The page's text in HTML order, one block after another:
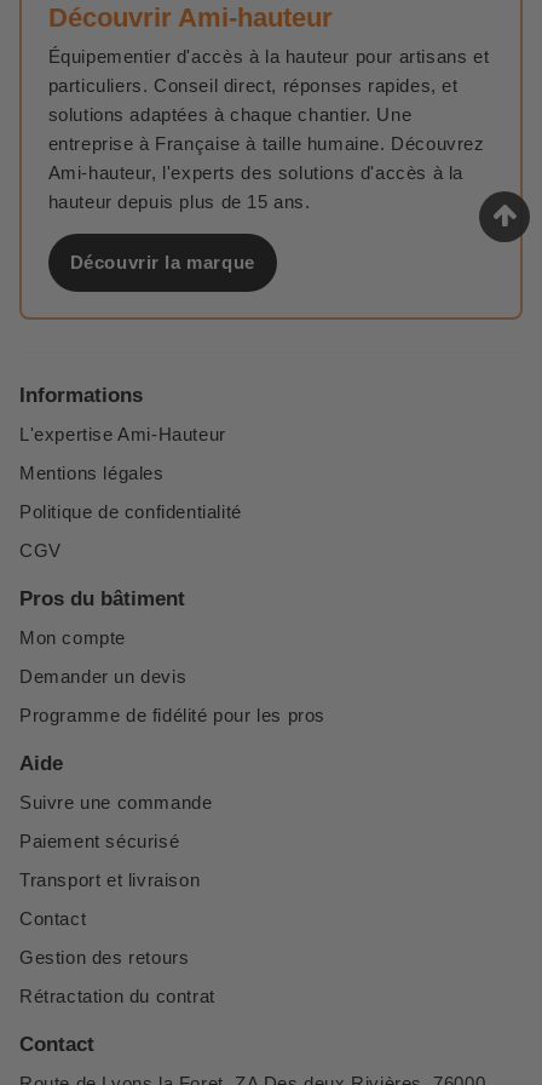
Leur conception fixe élimine les points de faiblesse
associés aux mécanismes pliants, et elles sont
généralement équipées de garde-corps et de surfaces
antidérapantes pour une protection maximale des
utilisateurs.​
Sont-elles adaptées à une utilisation en extérieur ?
Oui, de nombreux modèles sont conçus pour résister aux
conditions extérieures, avec des matériaux traités pour
supporter les intempéries et assurer une performance
pour une stabilité optimale, certaines plateformes
peuvent être équipées de roues ou de dispositifs de
levage pour faciliter leur déplacement occasionnel.​
Découvrir Ami-hauteur
Équipementier d'accès à la hauteur pour artisans et
particuliers. Conseil direct, réponses rapides, et
solutions adaptées à chaque chantier. Une
entreprise à Française à taille humaine. Découvrez
Ami-hauteur, l'experts des solutions d'accès à la
hauteur depuis plus de 15 ans.
Découvrir la marque
Informations
L'expertise Ami-Hauteur
Mentions légales
Politique de confidentialité
CGV
Pros du bâtiment
Mon compte
Demander un devis
Programme de fidélité pour les pros
Aide
Suivre une commande
Paiement sécurisé
Transport et livraison
Contact
Gestion des retours
Rétractation du contrat
Contact